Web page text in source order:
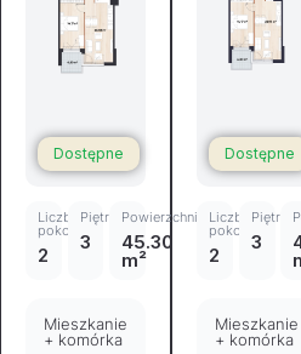
Dostępne
Liczba
pokoi
2
Piętro
3
Powierzchnia
45.30
m²
Mieszkanie
+ komórka
Dostępne
Liczba
pokoi
2
Piętro
3
Mieszkanie
+ komórka